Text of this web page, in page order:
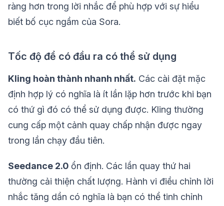
ràng hơn trong lời nhắc để phù hợp với sự hiểu
biết bố cục ngầm của Sora.
Tốc độ để có đầu ra có thể sử dụng
Kling hoàn thành nhanh nhất. Các cài đặt mặc
định hợp lý có nghĩa là ít lần lặp hơn trước khi bạn
có thứ gì đó có thể sử dụng được. Kling thường
cung cấp một cảnh quay chấp nhận được ngay
trong lần chạy đầu tiên.
Seedance 2.0 ổn định. Các lần quay thứ hai
thường cải thiện chất lượng. Hành vi điều chỉnh lời
nhắc tăng dần có nghĩa là bạn có thể tinh chỉnh